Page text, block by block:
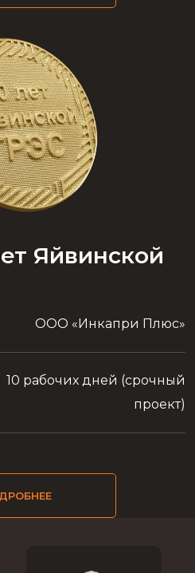
Яйвинской
ООО «Инкапри Плюс»
10 рабочих дней (срочный
проект)